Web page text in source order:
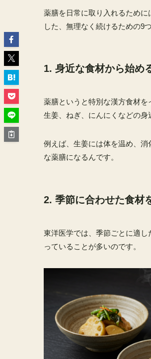
薬膳を日常に取り入れるため
した、無理なく続けるための9
1. 身近な食材から始め
薬膳というと特別な漢方食材
生姜、ねぎ、にんにくなどの身
例えば、生姜には体を温め、
な薬膳になるんです。
2. 季節に合わせた食材
東洋医学では、季節ごとに適
っていることが多いのです。